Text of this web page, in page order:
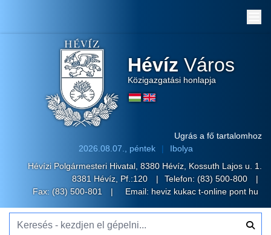
Hévíz Város
Közigazgatási honlapja
Ugrás a fő tartalomhoz
2026.08.07., péntek
Ibolya
Hévízi Polgármesteri Hivatal, 8380 Hévíz, Kossuth Lajos u. 1.
8381 Hévíz, Pf.:120
Telefon: (83) 500-800
Fax: (83) 500-801
Email: heviz kukac t-online pont hu